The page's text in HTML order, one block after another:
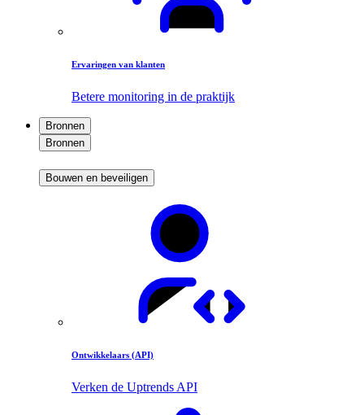
Ervaringen van klanten
Betere monitoring in de praktijk
Bronnen
Bronnen
Bouwen en beveiligen
Ontwikkelaars (API)
Verken de Uptrends API